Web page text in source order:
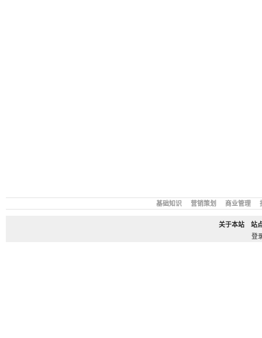
基础知识 营销策划 商业管理
关于本站
站
登